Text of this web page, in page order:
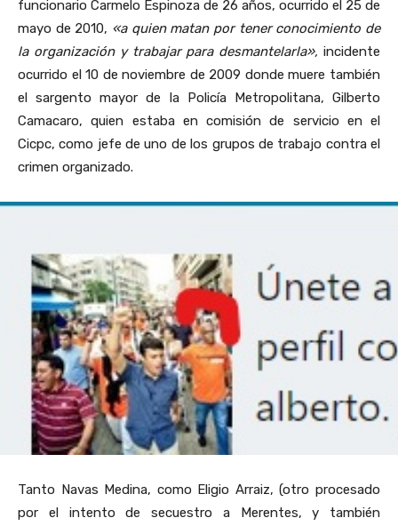
funcionario Carmelo Espinoza de 26 años, ocurrido el 25 de
mayo de 2010, «a quien matan por tener conocimiento de
la organización y trabajar para desmantelarla», incidente
ocurrido el 10 de noviembre de 2009 donde muere también
el sargento mayor de la Policía Metropolitana, Gilberto
Camacaro, quien estaba en comisión de servicio en el
Cicpc, como jefe de uno de los grupos de trabajo contra el
crimen organizado.
Tanto Navas Medina, como Eligio Arraiz, (otro procesado
por el intento de secuestro a Merentes, y también